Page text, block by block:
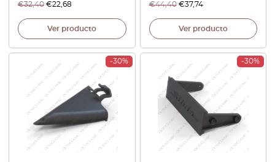
€32,40 €22,68
Ver producto
€44,40 €37,74
Ver producto
-30% -30%